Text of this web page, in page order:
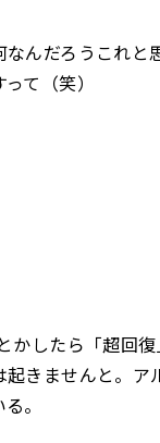
んだろうこれと
て（笑）
かしたら「超回
きませんと。ア
。